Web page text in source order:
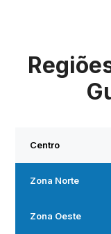
Centro
Zona Norte
Zona Oeste